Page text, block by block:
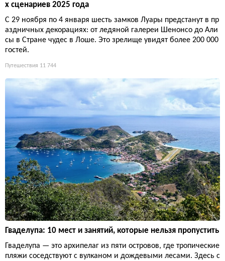
х сценариев 2025 года
С 29 ноября по 4 января шесть замков Луары предстанут в пр
аздничных декорациях: от ледяной галереи Шенонсо до Али
сы в Стране чудес в Лоше. Это зрелище увидят более 200 000
гостей.
Путешествия 11 744
Гваделупа: 10 мест и занятий, которые нельзя пропустить
Гваделупа — это архипелаг из пяти островов, где тропические
пляжи соседствуют с вулканом и дождевыми лесами. Здесь с